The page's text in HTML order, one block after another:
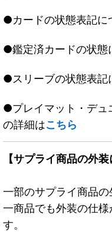
●カードの状態表記に
●鑑定済カードの状態
●スリーブの状態表記
●プレイマット・デュ
の詳細はこちら
【サプライ商品の外装
一部のサプライ商品
一商品でも外装の仕
す。